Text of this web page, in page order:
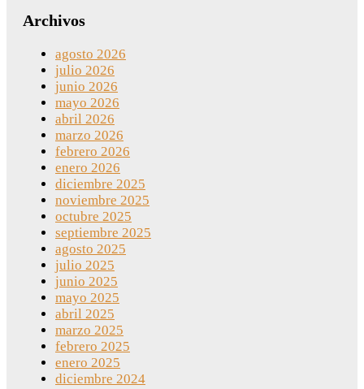
Archivos
agosto 2026
julio 2026
junio 2026
mayo 2026
abril 2026
marzo 2026
febrero 2026
enero 2026
diciembre 2025
noviembre 2025
octubre 2025
septiembre 2025
agosto 2025
julio 2025
junio 2025
mayo 2025
abril 2025
marzo 2025
febrero 2025
enero 2025
diciembre 2024